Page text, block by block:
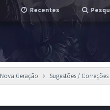
Recentes
Nova Geração Sugestões /